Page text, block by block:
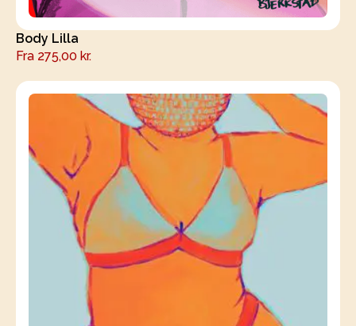
Body Lilla
Fra 275,00 kr.